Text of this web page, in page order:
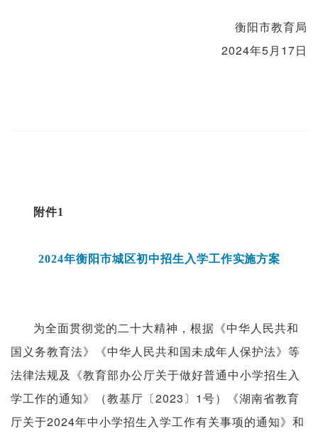
衡阳市教育局
2024年5月17日
附件1
2024年衡阳市城区初中招生入学工作实施方案
为全面贯彻党的二十大精神，根据《中华人民共和
国义务教育法》《中华人民共和国未成年人保护法》等
法律法规及《教育部办公厅关于做好普通中小学招生入
学工作的通知》（教基厅〔2023〕1号）《湖南省教育
厅关于2024年中小学招生入学工作有关事项的通知》和